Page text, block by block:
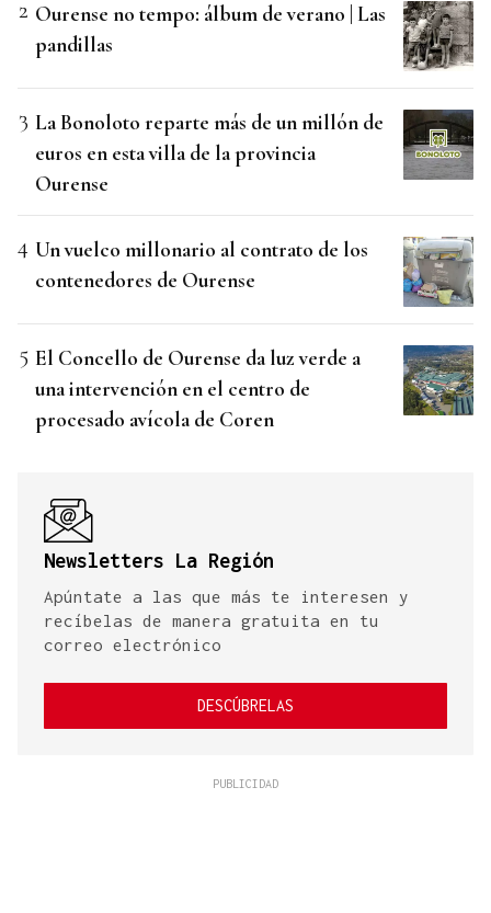
Ourense no tempo: álbum de verano | Las
pandillas
La Bonoloto reparte más de un millón de
euros en esta villa de la provincia
Ourense
Un vuelco millonario al contrato de los
contenedores de Ourense
El Concello de Ourense da luz verde a
una intervención en el centro de
procesado avícola de Coren
Newsletters La Región
Apúntate a las que más te interesen y
recíbelas de manera gratuita en tu
correo electrónico
DESCÚBRELAS